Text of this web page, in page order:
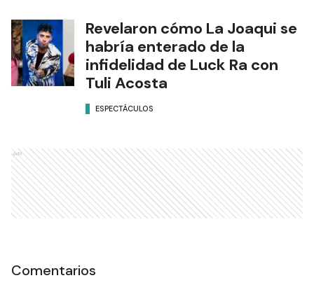
Revelaron cómo La Joaqui se
habría enterado de la
infidelidad de Luck Ra con
Tuli Acosta
ESPECTÁCULOS
Ads
Comentarios